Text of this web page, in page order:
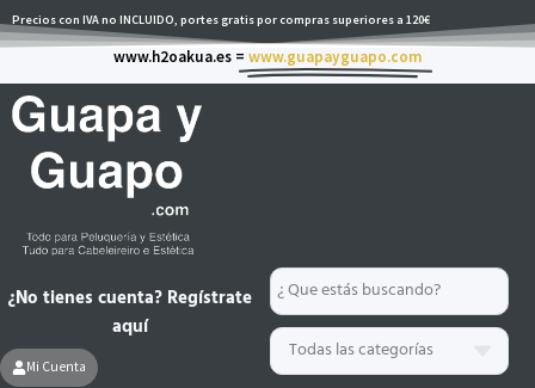
al
Precios con IVA no INCLUIDO, portes gratis por compras superiores a 120€
www.h2oakua.es = www.guapayguapo.com
Search
...
¿No tienes cuenta? Regístrate
aquí
Mi Cuenta